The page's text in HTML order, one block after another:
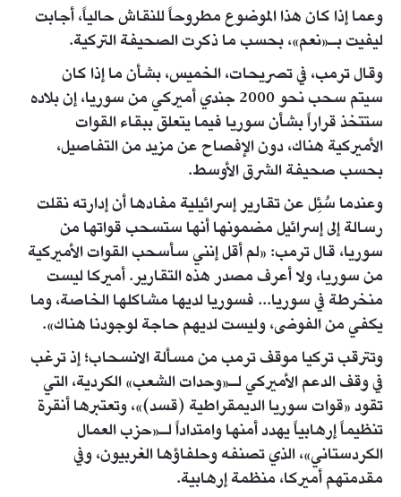
وعما إذا كان هذا الموضوع مطروحاً للنقاش حالياً، أجابت
ليفيت بـ«نعم»، بحسب ما ذكرت الصحيفة التركية.
وقال ترمب، في تصريحات، الخميس، بشأن ما إذا كان
سيتم سحب نحو 2000 جندي أميركي من سوريا، إن بلاده
ستتخذ قراراً بشأن سوريا فيما يتعلق ببقاء القوات
الأميركية هناك، دون الإفصاح عن مزيد من التفاصيل،
بحسب صحيفة الشرق الأوسط.
وعندما سُئِل عن تقارير إسرائيلية مفادها أن إدارته نقلت
رسالة إلى إسرائيل مضمونها أنها ستسحب قواتها من
سوريا، قال ترمب: «لم أقل إنني سأسحب القوات الأميركية
من سوريا، ولا أعرف مصدر هذه التقارير. أميركا ليست
منخرطة في سوريا... فسوريا لديها مشاكلها الخاصة، وما
يكفي من الفوضى، وليست لديهم حاجة لوجودنا هناك».
وتترقب تركيا موقف ترمب من مسألة الانسحاب؛ إذ ترغب
في وقف الدعم الأميركي لـ«وحدات الشعب» الكردية، التي
تقود «قوات سوريا الديمقراطية (قسد)»، وتعتبرها أنقرة
تنظيماً إرهابياً يهدد أمنها وامتداداً لـ«حزب العمال
الكردستاني»، الذي تصنفه وحلفاؤها الغربيون، وفي
مقدمتهم أميركا، منظمة إرهابية.